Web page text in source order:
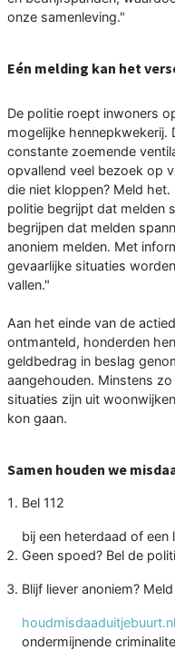
onze samenleving."
Eén melding kan het
De politie roept inwoners
mogelijke hennepkwekerij.
constante zoemende
opvallend veel bezoek op
die niet kloppen? Meld
politie begrijpt dat melden
begrijpen dat melden
anoniem melden. Met
gevaarlijke situaties
vallen."
Aan het einde van de
ontmanteld, honderden
geldbedrag in beslag
aangehouden. Minstens
situaties zijn uit
kon gaan.
Samen houden we
Bel 112
bij een heterdaad of een
Geen spoed? Bel de
Blijf liever anoniem?
houdmisdaaduitjebuurt.nl
ondermijnende